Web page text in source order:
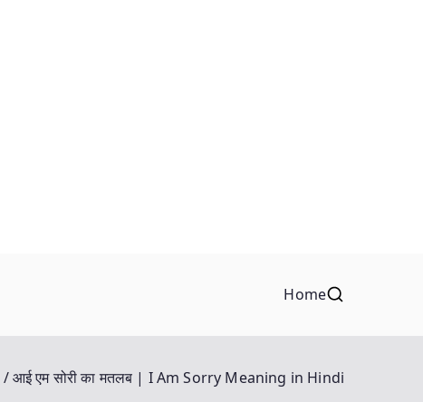
Home
आई एम सोरी का मतलब | I Am Sorry Meaning in Hindi